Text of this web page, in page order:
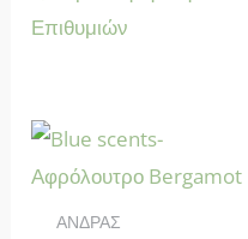
Επιθυμιών
ΑΝΔΡΑΣ